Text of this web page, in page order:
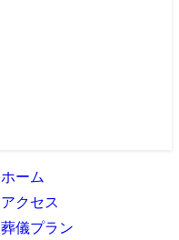
ホーム
アクセス
葬儀プラン